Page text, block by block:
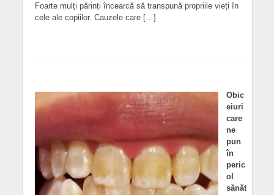
Foarte mulți părinți încearcă să transpună propriile vieți în
cele ale copiilor. Cauzele care […]
Obic
eiuri
care
ne
pun
în
peric
ol
sănăt